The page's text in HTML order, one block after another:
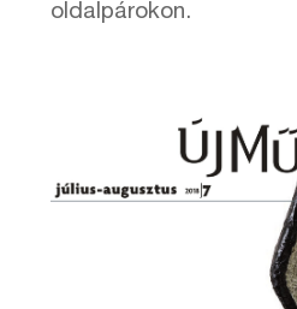
oldalpárokon.